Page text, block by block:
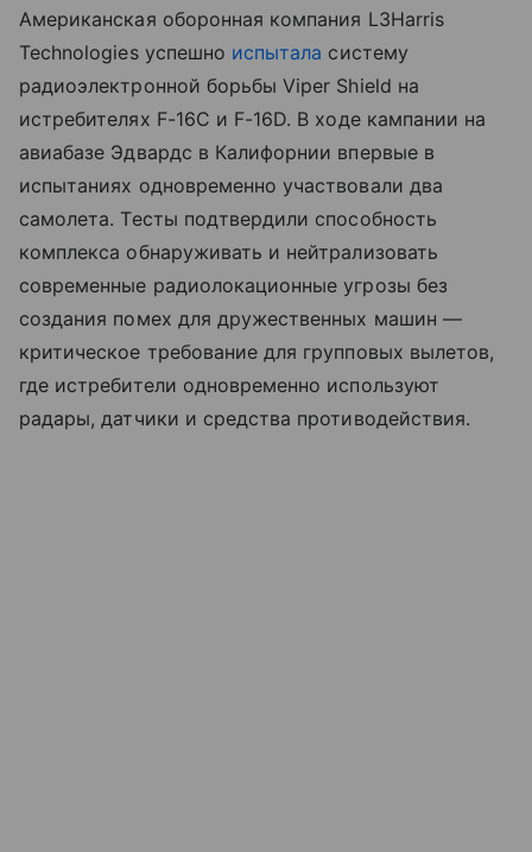
Американская оборонная компания L3Harris
Technologies успешно испытала систему
радиоэлектронной борьбы Viper Shield на
истребителях F-16C и F-16D. В ходе кампании на
авиабазе Эдвардс в Калифорнии впервые в
испытаниях одновременно участвовали два
самолета. Тесты подтвердили способность
комплекса обнаруживать и нейтрализовать
современные радиолокационные угрозы без
создания помех для дружественных машин —
критическое требование для групповых вылетов,
где истребители одновременно используют
радары, датчики и средства противодействия.